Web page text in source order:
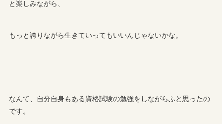
と楽しみながら、
もっと誇りながら生きていってもいいんじゃないかな。
なんて、自分自身もある資格試験の勉強をしながらふと思ったの
です。